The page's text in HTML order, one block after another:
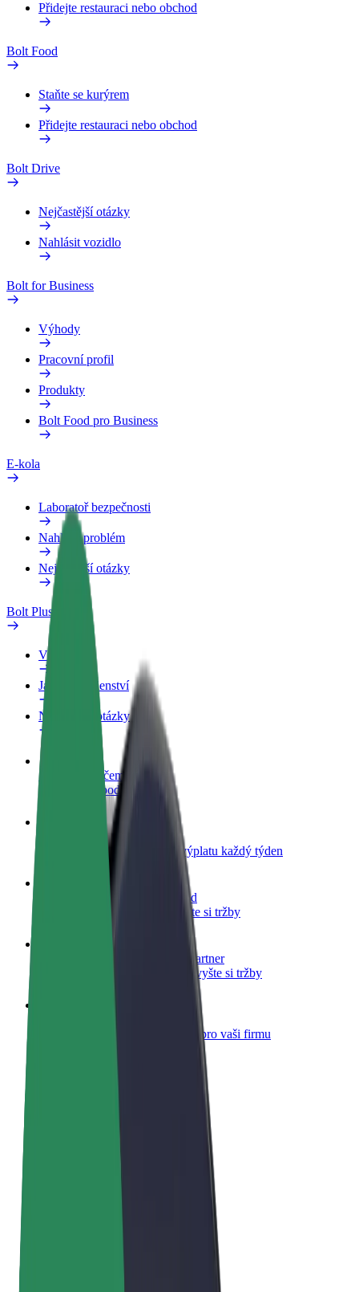
Přidejte restauraci nebo obchod
Bolt Food
Staňte se kurýrem
Přidejte restauraci nebo obchod
Bolt Drive
Nejčastější otázky
Nahlásit vozidlo
Bolt for Business
Výhody
Pracovní profil
Produkty
Bolt Food pro Business
E-kola
Laboratoř bezpečnosti
Nahlásit problém
Nejčastější otázky
Bolt Plus
Výhody
Jak získat členství
Nejčastější otázky
Staňte se řidičem
Vydělávejte podle sebe
Staňte se kurýrem
Doručujte jídlo a dostávejte výplatu každý týden
Přidejte restauraci nebo obchod
Oslovte více zákazníků a zvyšte si tržby
Zaregistrujte se jako flotilový partner
Přidejte svou flotilu k Boltu a zvyšte si tržby
Produkty a služby Boltu přesně pro vaši firmu